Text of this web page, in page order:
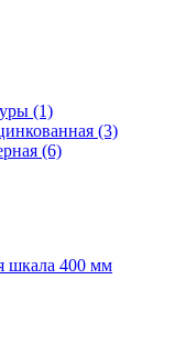
(1)
(3)
(6)
шкала 400 мм